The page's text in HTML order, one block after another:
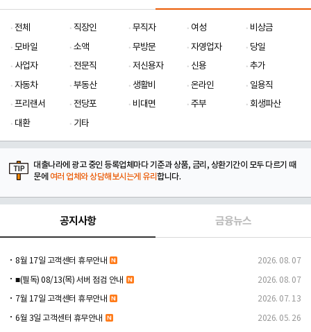
전체 직장인 무직자 여성
비상금
모바일
소액 무방문 자영업자
당일
사업자
전문직 저신용자 신용
추가
자동차
부동산 생활비 온라인
일용직
프리랜서
전당포 비대면 주부
회생파산
대환
기타
대출나라에 광고 중인 등록업체마다 기준과 상품, 금리, 상환기간이 모두 다르기 때
문에 여러 업체와 상담해보시는게 유리합니다.
공지사항 금융뉴스
8월 17일 고객센터 휴무안내 2026. 08. 07
■(필독) 08/13(목) 서버 점검 안내 2026. 08. 07
7월 17일 고객센터 휴무안내 2026. 07. 13
6월 3일 고객센터 휴무안내 2026. 05. 26